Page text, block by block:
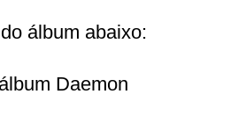
álbum abaixo: